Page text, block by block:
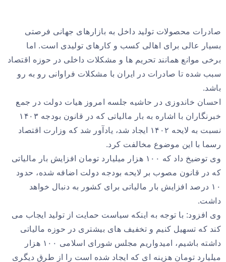
صادرات محصولات تولید داخل به بازارهای جهانی فرصتی
بسیار عالی برای اهالی کسب و کارهای تولیدی است. اما
برخی موانع همانند تحریم ها و مشکلات داخلی در حوزه اقتصاد
سبب شده تا صادرات در ایران با مشکلات فراوانی رو به رو
باشد.
احسان خاندوزی در حاشیه جلسه امروز هیات دولت در جمع
خبرنگاران با اشاره به بار مالیاتی که در قانون بودجه ۱۴۰۳
نسبت به لایحه ۱۴۰۲ ایجاد شد، یادآور شد که وزارت اقتصاد
رسما با این موضوع مخالفت کرد.
وی توضیخ داد که ۱۰۰ هزار میلیارد تومان افزایش بار مالیاتی
که در قانون مصوب بر لایحه بودجه دولت اضافه شده، حدود
۱۰ درصد افزایش بار مالیاتی برای کشور به دنبال خواهد
داشت.
وی افزود: با توجه به اینکه سیاست حمایت از تولید ایجاب می
کند که تسهیل کنیم و تخفیف های بیشتری در حوزه مالیاتی
داشته باشیم، امیدواریم مجلس شورای اسلامی ۱۰۰ هزار
میلیارد تومان هزینه ای که ایجاد شده است را از طرق دیگری